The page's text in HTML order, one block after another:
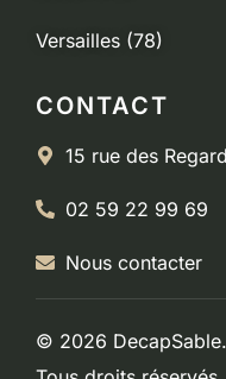
Versailles (78)
CONTACT
15 rue des
02 59 22 99 69
Nous contacter
© 2026 DecapSable.